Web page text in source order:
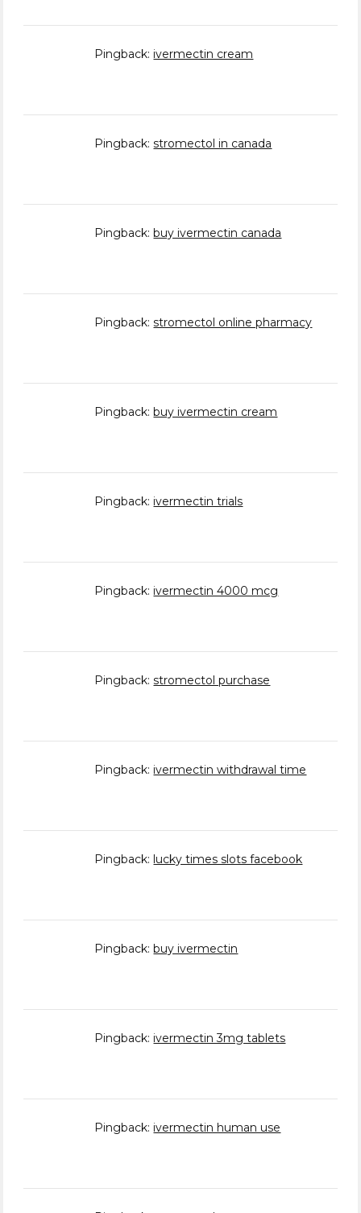
Pingback: ivermectin cream
Pingback:stromectol in canada
Pingback:buy ivermectin canada
Pingback:stromectol online pharmacy
Pingback:buy ivermectin cream
Pingback: ivermectin trials
Pingback: ivermectin 4000 mcg
Pingback:stromectol purchase
Pingback: ivermectin withdrawal time
Pingback: lucky times slots facebook
Pingback:buy ivermectin
Pingback: ivermectin 3mg tablets
Pingback: ivermectin human use